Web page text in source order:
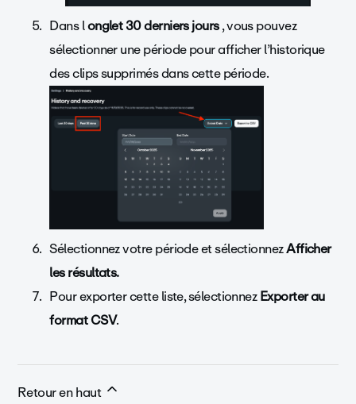
Dans longlet 30 derniers jours, vous pouvez
sélectionner une période pour afficher l’historique
des clips supprimés dans cette période.
Sélectionnez votre période et sélectionnezAfficher
les résultats.
Pour exporter cette liste, sélectionnezExporter au
format CSV.
Retour en haut